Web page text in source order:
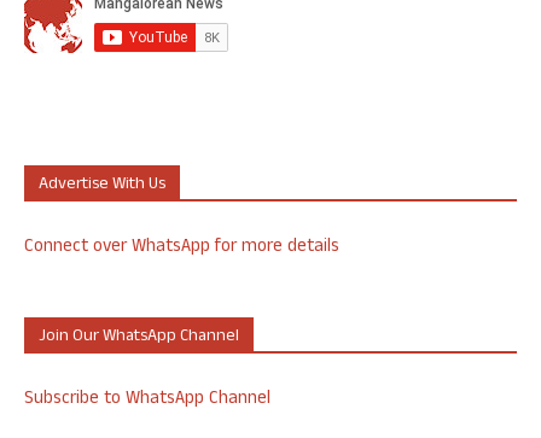
Advertise With Us
Connect over WhatsApp for more details
Join Our WhatsApp Channel
Subscribe to WhatsApp Channel